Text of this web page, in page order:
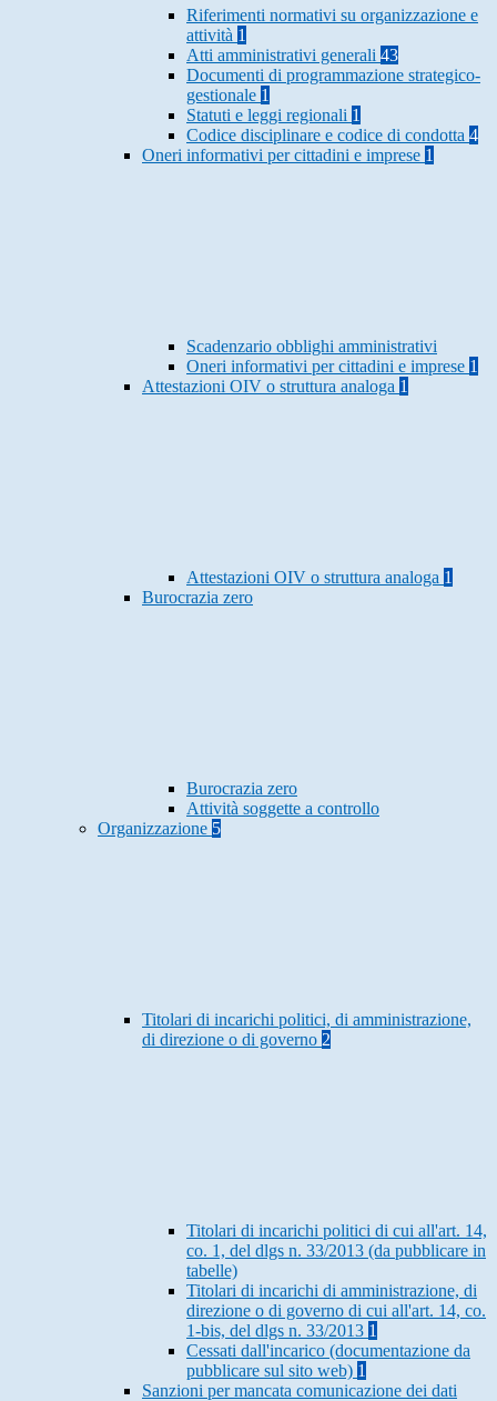
Riferimenti normativi su organizzazione e
attività 1
Atti amministrativi generali 43
Documenti di programmazione strategico-
gestionale 1
Statuti e leggi regionali 1
Codice disciplinare e codice di condotta 4
Oneri informativi per cittadini e imprese 1
Scadenzario obblighi amministrativi
Oneri informativi per cittadini e imprese 1
Attestazioni OIV o struttura analoga 1
Attestazioni OIV o struttura analoga 1
Burocrazia zero
Burocrazia zero
Attività soggette a controllo
Organizzazione 5
Titolari di incarichi politici, di amministrazione,
di direzione o di governo 2
Titolari di incarichi politici di cui all'art. 14,
co. 1, del dlgs n. 33/2013 (da pubblicare in
tabelle)
Titolari di incarichi di amministrazione, di
direzione o di governo di cui all'art. 14, co.
1-bis, del dlgs n. 33/2013 1
Cessati dall'incarico (documentazione da
pubblicare sul sito web) 1
Sanzioni per mancata comunicazione dei dati